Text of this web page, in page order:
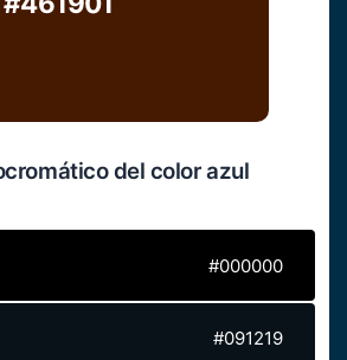
del color azul
#000000
#091219